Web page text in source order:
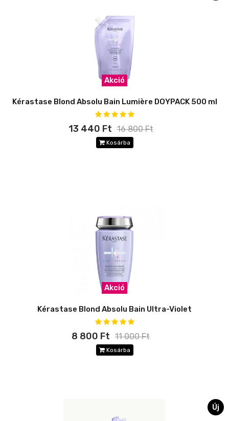
Akció
Kérastase Blond Absolu Bain Lumière DOYPACK 500 ml
13 440 Ft 16 800 Ft
Kosárba
Akció
Kérastase Blond Absolu Bain Ultra-Violet
8 800 Ft 11 000 Ft
Kosárba
Új